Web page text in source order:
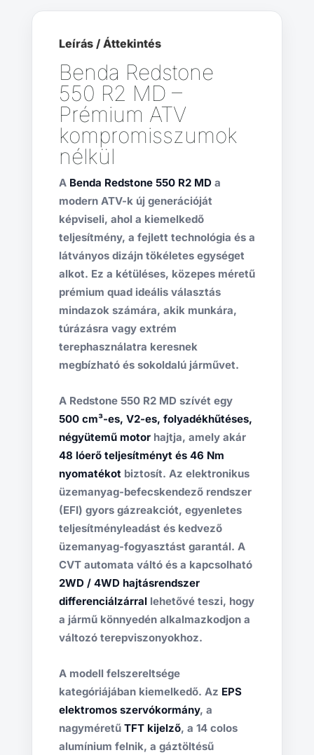
Leírás / Áttekintés
Benda Redstone
550 R2 MD –
Prémium ATV
kompromisszumok
nélkül
A Benda Redstone 550 R2 MDa
modern ATV-k új generációját
képviseli, ahol a kiemelkedő
teljesítmény, a fejlett technológia és a
látványos dizájn tökéletes egységet
alkot. Ez a kétüléses, közepes méretű
prémium quad ideális választás
mindazok számára, akik munkára,
túrázásra vagy extrém
terephasználatra keresnek
megbízható és sokoldalú járművet.
A Redstone 550 R2 MD szívét egy
500 cm³-es, V2-es, folyadékhűtéses,
négyütemű motorhajtja, amely akár
48 lóerő teljesítményt és 46 Nm
nyomatékotbiztosít. Az elektronikus
üzemanyag-befecskendező rendszer
(EFI) gyors gázreakciót, egyenletes
teljesítményleadást és kedvező
üzemanyag-fogyasztást garantál. A
CVT automata váltó és a kapcsolható
2WD / 4WD hajtásrendszer
differenciálzárrallehetővé teszi, hogy
a jármű könnyedén alkalmazkodjon a
változó terepviszonyokhoz.
A modell felszereltsége
kategóriájában kiemelkedő. Az EPS
elektromos szervókormány, a
nagyméretű TFT kijelző, a 14 colos
alumínium felnik, a gáztöltésű